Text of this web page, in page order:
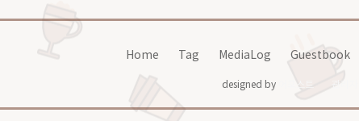
Home Tag MediaLog Guestbook
designed by